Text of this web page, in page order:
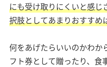
にも受け取りにくいと感じ
択肢としてあまりおすすめ
何をあげたらいいのかわ
フト券として贈ったり、食